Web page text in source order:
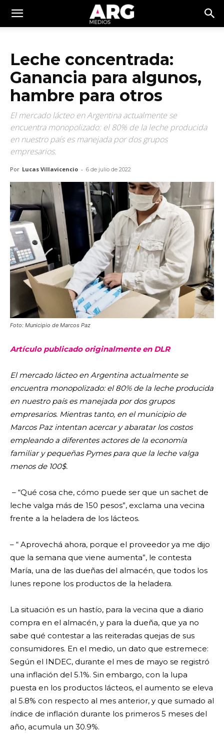
Leche concentrada:
Ganancia para algunos,
hambre para otros
El mercado lácteo en Argentina actualmente se
encuentra monopolizado: el 80% de la leche producida
en nuestro país es manejada por dos grupos
empresarios.
Por Lucas Villavicencio - 6 de julio de 2022
Foto: Municipio de Marcos Paz
Artículo publicado originalmente en DLR
El mercado lácteo en Argentina actualmente se
encuentra monopolizado: el 80% de la leche producida
en nuestro país es manejada por dos grupos
empresarios. Mientras tanto, en el municipio de
Marcos Paz intentan acercar y abaratar los costos
empleando a diferentes actores de la economía
familiar y pequeñas Pymes para que la leche valga
menos de 100$.
– “Qué cosa che, cómo puede ser que un sachet de
leche valga más de 150 pesos”, exclama una vecina
frente a la heladera de los lácteos.
– “ Aprovechá ahora, porque el proveedor ya me dijo
que la semana que viene aumenta”, le contesta
María, una de las dueñas del almacén, que todos los
lunes repone los productos de la heladera.
La situación es un hastío, para la vecina que a diario
compra en el almacén, y para la dueña, que ya no
sabe qué contestar a las reiteradas quejas de sus
consumidores. En el medio, un dato que estremece:
Según el INDEC, durante el mes de mayo se registró
una inflación del 5.1%. Sin embargo, con la lupa
puesta en los productos lácteos, el aumento se eleva
al 5.8% con respecto al mes anterior, y que sumado al
índice de inflación durante los primeros 5 meses del
año, acumula un 30.9%.